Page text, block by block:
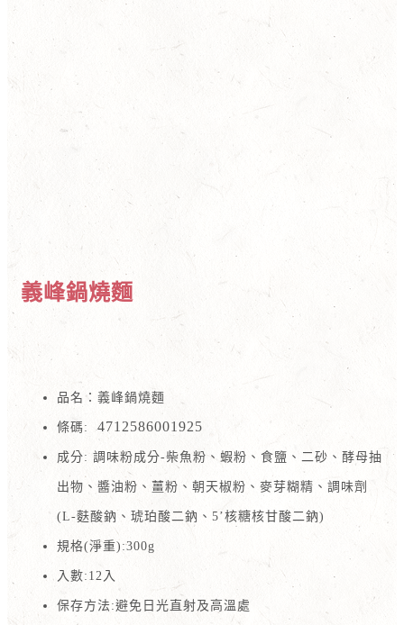
義峰鍋燒麵
品名：義峰鍋燒麵
條碼:4712586001925
成分: 調味粉成分-柴魚粉、蝦粉、食鹽、二砂、酵母抽
出物、醬油粉、薑粉、朝天椒粉、麥芽糊精、調味劑
(L-麩酸鈉、琥珀酸二鈉、5’核糖核甘酸二鈉)
規格(淨重):300g
入數:12入
保存方法:避免日光直射及高溫處